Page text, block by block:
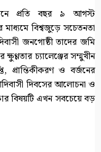
প্রতি বছর ৯ আগস্ট
বিশ্বজুড়ে সচেতনতা
জনগোষ্ঠী তাদের জমি
চ্যালেঞ্জের সম্মুখীন
প্রান্তিকীকরণ ও বর্জনের
দিবসের আলোচনা ও
বিষয়টি এখন সবচেয়ে বড়